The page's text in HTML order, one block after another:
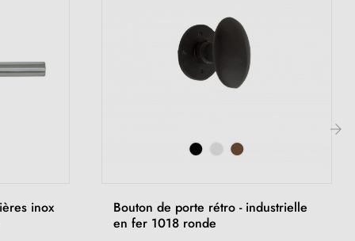
inox
Bouton de porte rétro - industrielle
en fer 1018 ronde